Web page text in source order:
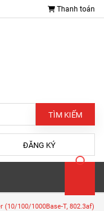
Thanh toán
TÌM KIẾM
ĐĂNG KÝ
(10/100/1000Base-T, 802.3af)